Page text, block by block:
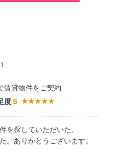
賃貸物件をご契約
度 5
を探していただいた。
。ありがとうございます。